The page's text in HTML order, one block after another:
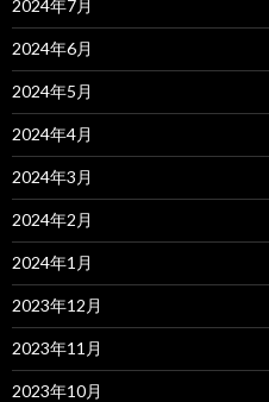
2024年7月
2024年6月
2024年5月
2024年4月
2024年3月
2024年2月
2024年1月
2023年12月
2023年11月
2023年10月